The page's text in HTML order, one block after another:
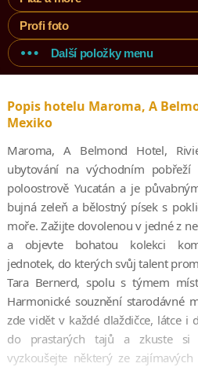
Profi foto
Další položky menu
Popis hotelu Maroma, A
Mexiko
Maroma, A Belmond Hotel,
ubytování na východním pobřeží
poloostrově Yucatán a je
bujná zeleň a bělostný písek s
moře. Zažijte dovolenou v jedné z
a objevte bohatou kolekci
jednotek, do kterých svůj talent
Tara Bernerd, spolu s týmem
Harmonické souznění starodávné
zde vidět v každé dlaždičce, látce i
do prastarých tajů a zkuste si
vyzkoušejte některý ze